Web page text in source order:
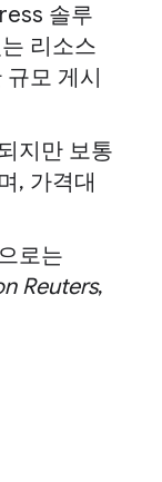
솔루
리소스
모 게시
지만 보통
, 가격대
로는
Reuters,